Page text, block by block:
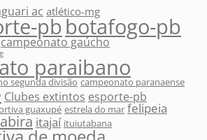
ac atlético-mg
pbbotafogo-pb
campeonato gaúcho
paraibano
segunda divisão campeonato paranaense
Clubes extintos esporte-pb
guaxupé estrela do mar felipeia
itajaí ituiutabana